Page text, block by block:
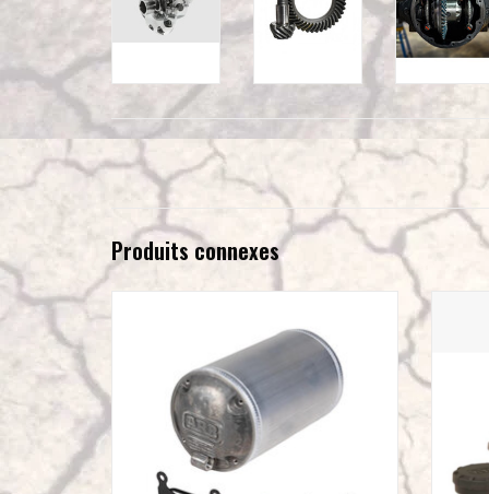
Produits connexes
AJOUTER AU PANIER